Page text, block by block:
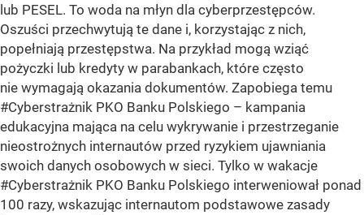
lub PESEL. To woda na młyn dla cyberprzestępców.
Oszuści przechwytują te dane i, korzystając z nich,
popełniają przestępstwa. Na przykład mogą wziąć
pożyczki lub kredyty w parabankach, które często
nie wymagają okazania dokumentów. Zapobiega temu
#Cyberstrażnik PKO Banku Polskiego – kampania
edukacyjna mająca na celu wykrywanie i przestrzeganie
nieostrożnych internautów przed ryzykiem ujawniania
swoich danych osobowych w sieci. Tylko w wakacje
#Cyberstrażnik PKO Banku Polskiego interweniował ponad
100 razy, wskazując internautom podstawowe zasady